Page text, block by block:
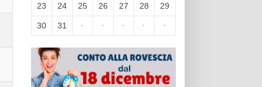
23 24 25 26 27 28 29
30 31 · · · · ·